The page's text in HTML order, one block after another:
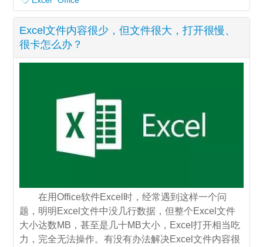
Excel文件内容很少，但文件很大，打开很慢、
很卡怎么办？
在用Office软件Excel时，经常遇到这样一个问
题，明明Excel文件中没几行数据，但整个Excel文件
大小达数MB，甚至是几十MB大小，Excel打开相当吃
力，完全无法操作。有没有办法解决Excel文件内容很